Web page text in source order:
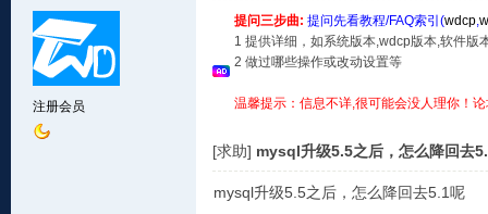
注册会员
提问三步曲: 提问先看教程/FAQ索引(wdcp,
1 提供详细，如系统版本,wdcp版本,软件版
2 做过哪些操作或改动设置等
温馨提示：信息不详,很可能会没人理你！
[求助] mysql升级5.5之后，怎么降回去
mysql升级5.5之后，怎么降回去5.1呢